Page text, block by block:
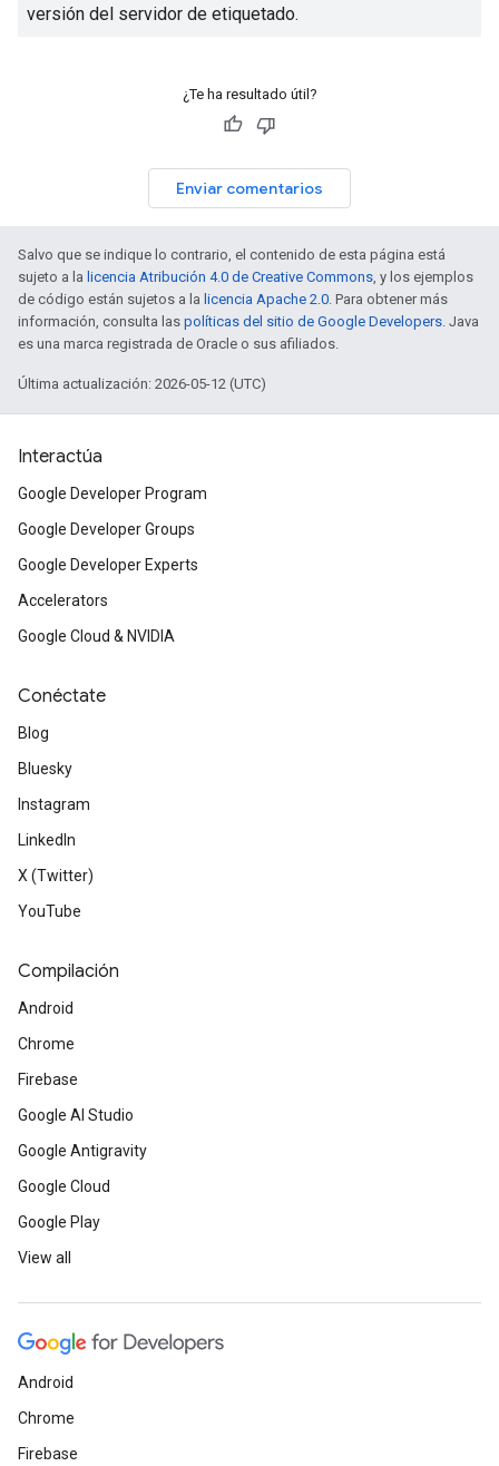
versión del servidor de etiquetado.
¿Te ha resultado útil?
Enviar comentarios
Salvo que se indique lo contrario, el contenido de esta página está
sujeto a la licencia Atribución 4.0 de Creative Commons, y los ejemplos
de código están sujetos a la licencia Apache 2.0. Para obtener más
información, consulta las políticas del sitio de Google Developers. Java
es una marca registrada de Oracle o sus afiliados.
Última actualización: 2026-05-12 (UTC)
Interactúa
Google Developer Program
Google Developer Groups
Google Developer Experts
Accelerators
Google Cloud & NVIDIA
Conéctate
Blog
Bluesky
Instagram
LinkedIn
X (Twitter)
YouTube
Compilación
Android
Chrome
Firebase
Google AI Studio
Google Antigravity
Google Cloud
Google Play
View all
Android
Chrome
Firebase